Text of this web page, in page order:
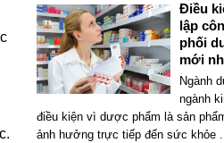
Điều
lập
phối
mới
Ngành
ngành
điều kiện vì dược phẩm là sản
ảnh hưởng trực tiếp đến sức khỏe